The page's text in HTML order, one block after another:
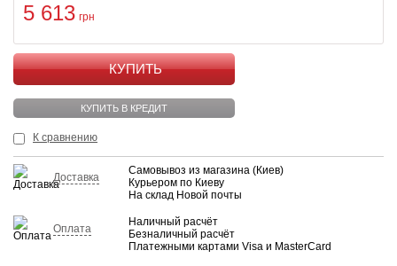
5 613 грн
КУПИТЬ
КУПИТЬ В КРЕДИТ
К сравнению
Доставка
Самовывоз из магазина (Киев)
Курьером по Киеву
На склад Новой почты
Оплата
Наличный расчёт
Безналичный расчёт
Платежными картами Visa и MasterCard